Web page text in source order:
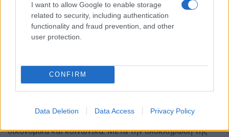
I want to allow Google to enable storage
related to security, including authentication
functionality and fraud prevention, and other
user protection.
CONFIRM
Data Deletion Data Access Privacy Policy
ανεξαρτήτως απασχολουμένων ασφαλισμένων (τ. ΟΑΕΕ,
τ. ΕΤΑΠ – ΜΜΕ, τ. ΕΤΑΑ). –
Εκκαθαριστικό σημείωμα έτους 2025 (εισοδήματα έτους
Στις περιπτώσεις που δεν μπορούν να αναζητηθούν
στοιχεία με αυτεπάγγελτη αναζήτηση από τη ΔΥΠΑ, ο
έλεγχος θα πραγματοποιηθεί βάσει των
δικαιολογητικών που προβλέπονται στην Ενότητα Γ΄ της
οικονομικά και κοινωνικά. Μετά την ολοκλήρωση της